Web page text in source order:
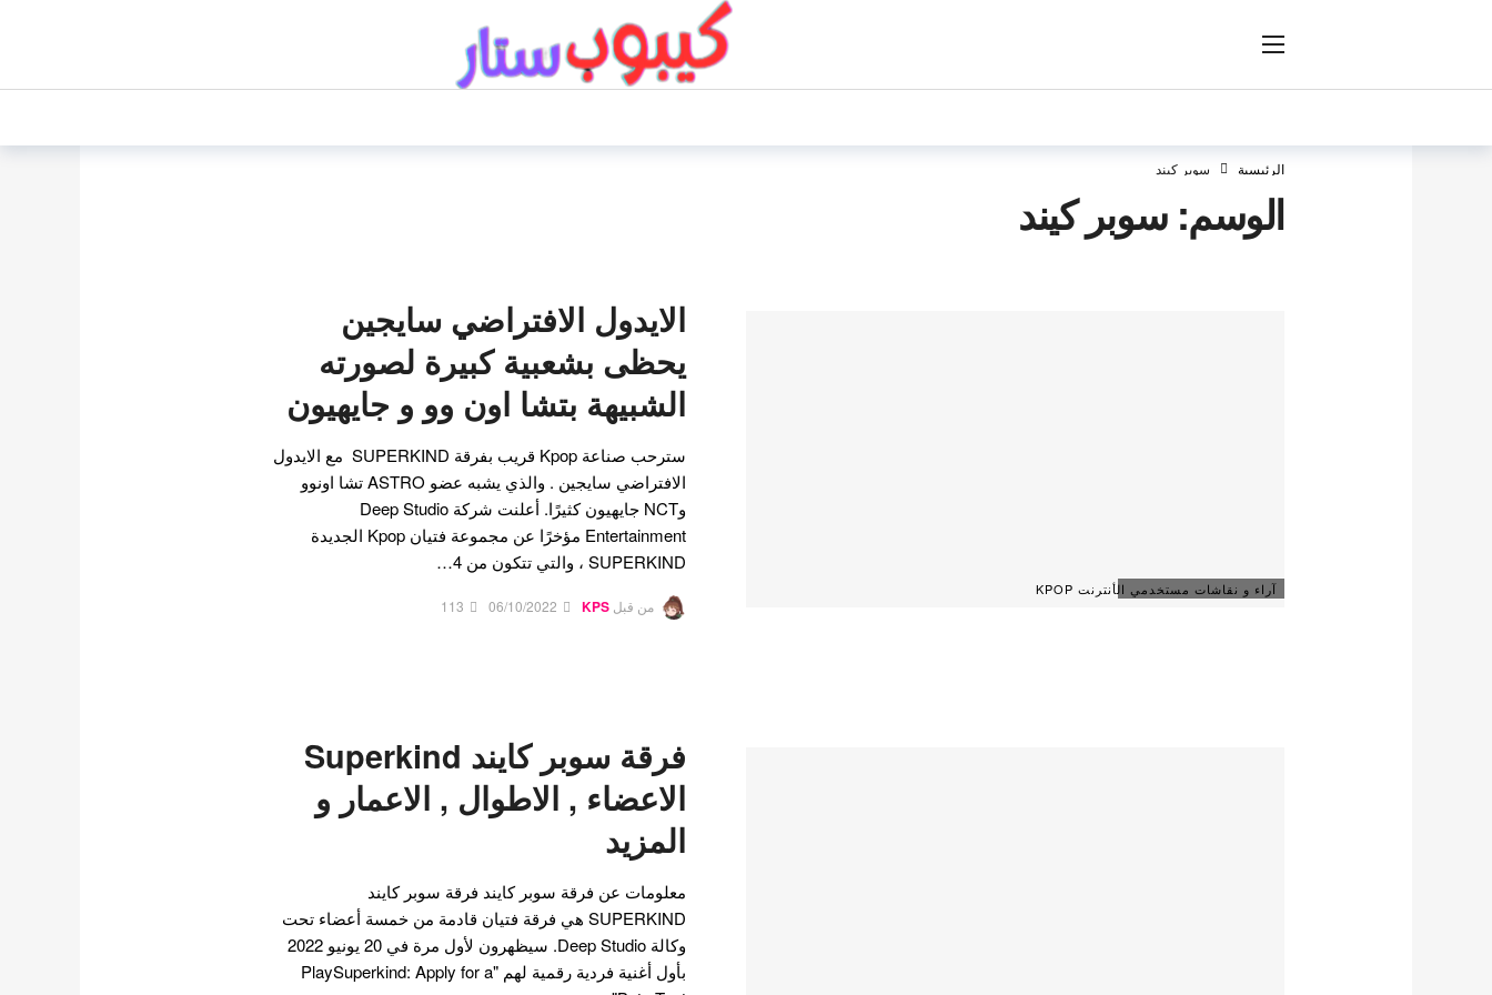
الرئيسية سوبر كيند
الوسم:سوبر كيند
آراء و نقاشات مستخدمي الأنترنت KPOP
الايدول الافتراضي سايجين
يحظى بشعبية كبيرة لصورته
الشبيهة بتشا اون وو و جايهيون
سترحب صناعة Kpop قريب بفرقة SUPERKIND مع الايدول
الافتراضي سايجين . والذي يشبه عضو ASTRO تشا اونوو
وNCT جايهيون كثيرًا. أعلنت شركة Deep Studio
Entertainment مؤخرًا عن مجموعة فتيان Kpop الجديدة
SUPERKIND ، والتي تتكون من 4…
من قبل KPS
06/10/2022
113
فرقة سوبر كايند Superkind
الاعضاء , الاطوال , الاعمار و
المزيد
معلومات عن فرقة سوبر كايند فرقة سوبر كايند
SUPERKIND هي فرقة فتيان قادمة من خمسة أعضاء تحت
وكالة Deep Studio. سيظهرون لأول مرة في 20 يونيو 2022
بأول أغنية فردية رقمية لهم "PlaySuperkind: Apply for a